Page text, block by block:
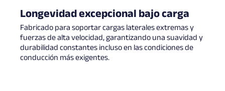
Longevidad excepcional bajo carga
Fabricado para soportar cargas laterales extremas y
fuerzas de alta velocidad, garantizando una suavidad y
durabilidad constantes incluso en las condiciones de
conducción más exigentes.